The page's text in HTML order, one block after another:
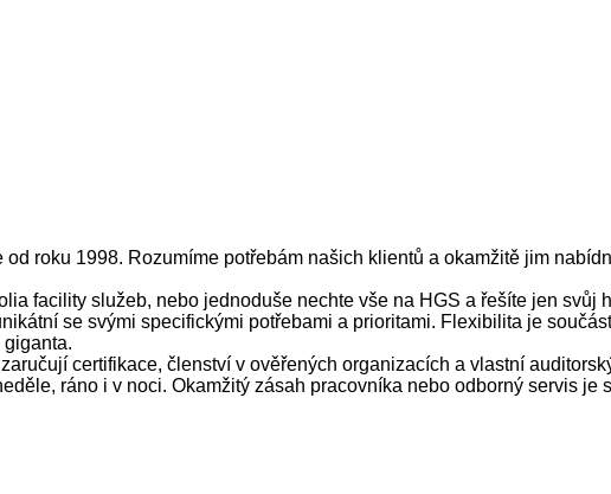
roku 1998. Rozumíme potřebám našich klientů a okamžitě jim
facility služeb, nebo jednoduše nechte vše na HGS a řešíte jen svůj
se svými specifickými potřebami a prioritami. Flexibilita je
certifikace, členství v ověřených organizacích a vlastní
ráno i v noci. Okamžitý zásah pracovníka nebo odborný servis je